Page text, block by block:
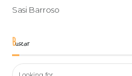
Sasi Barroso
Buscar